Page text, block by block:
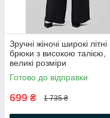
Зручні жіночі широкі літні
брюки з високою талією,
великі розміри
Готово до відправки
699 ₴ 1 735 ₴